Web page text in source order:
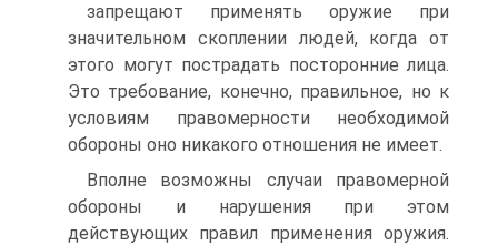
запрещают применять оружие при
значительном скоплении людей, когда от
этого могут пострадать посторонние лица.
Это требование, конечно, правильное, но к
условиям правомерности необходимой
обороны оно никакого отношения не имеет.
Вполне возможны случаи правомерной
обороны и нарушения при этом
действующих правил применения оружия.